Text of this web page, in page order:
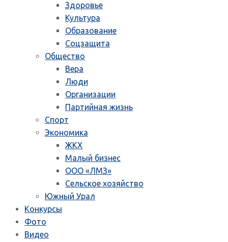
Здоровье
Культура
Образование
Соцзащита
Общество
Вера
Люди
Организации
Партийная жизнь
Спорт
Экономика
ЖКХ
Малый бизнес
ООО «ЛМЗ»
Сельское хозяйство
Южный Урал
Конкурсы
Фото
Видео